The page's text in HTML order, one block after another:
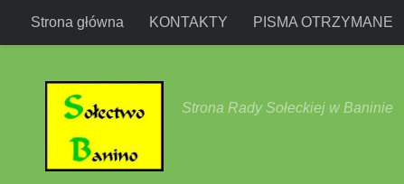
Przejdź do treści
Strona główna KONTAKTY PISMA OTRZYMANE
Strona Rady Sołeckiej w Baninie